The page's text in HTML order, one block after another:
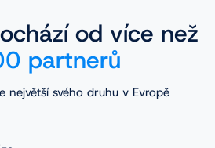
od více než
partnerů
největší svého druhu v Evropě